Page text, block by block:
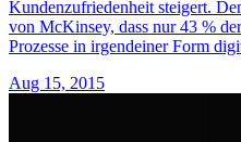
Kundenzufriedenheit steigert.
von McKinsey, dass nur 43 %
Prozesse in irgendeiner Form
Aug 15, 2015